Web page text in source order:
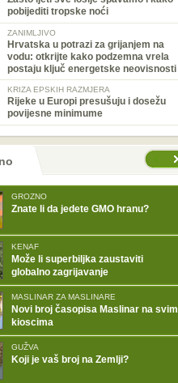
pobijediti tropske noći
ZANIMLJIVO
Hrvatska u potrazi za grijanjem na
vodu: otkrijte kako podzemna vrela
postaju ključ energetske neovisnosti
KRIZA EPSKIH RAZMJERA
Rijeke u Europi presušuju i dosežu
povijesne minimume
GROZNO
Znate li da jedete GMO hranu?
KENAF
Može li superbiljka zaustaviti
globalno zagrijavanje
MASLINAR ZA MASLINARE
Novi broj časopisa Maslinar na svim
kioscima
GUŽVA
Koji je vaš broj na Zemlji?